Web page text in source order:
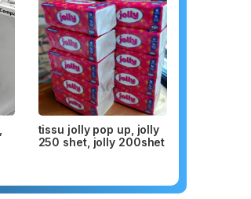
tissu jolly pop up, jolly
250 shet, jolly 200shet